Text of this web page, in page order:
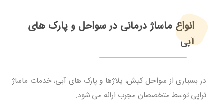
انواع ماساژ درمانی در سواحل و پارک های
آبی
در بسیاری از سواحل کیش، پلاژها و پارک های آبی، خدمات ماساژ
تراپی توسط متخصصان مجرب ارائه می شود.